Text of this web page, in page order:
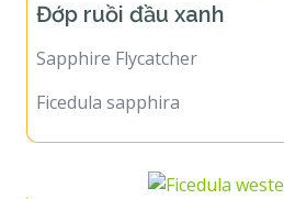
Đớp ruồi đầu xanh
Sapphire Flycatcher
Ficedula sapphira